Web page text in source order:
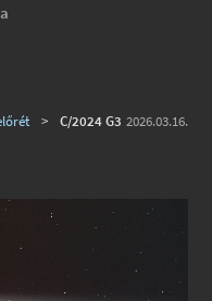
2026.03.16.
>
C/2024 G3